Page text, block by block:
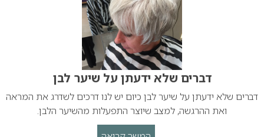
דברים שלא ידעתן על שיער לבן
דברים שלא ידעתן על שיער לבן כיום יש לנו דרכים לשדרג את המראה
ואת ההרגשה, למצב שיוצר התפעלות מהשיער הלבן.